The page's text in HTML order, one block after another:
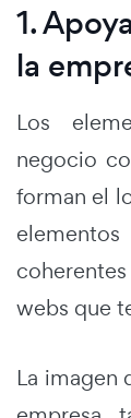
1.
la
Los
negocio
forman el
webs que
La imagen